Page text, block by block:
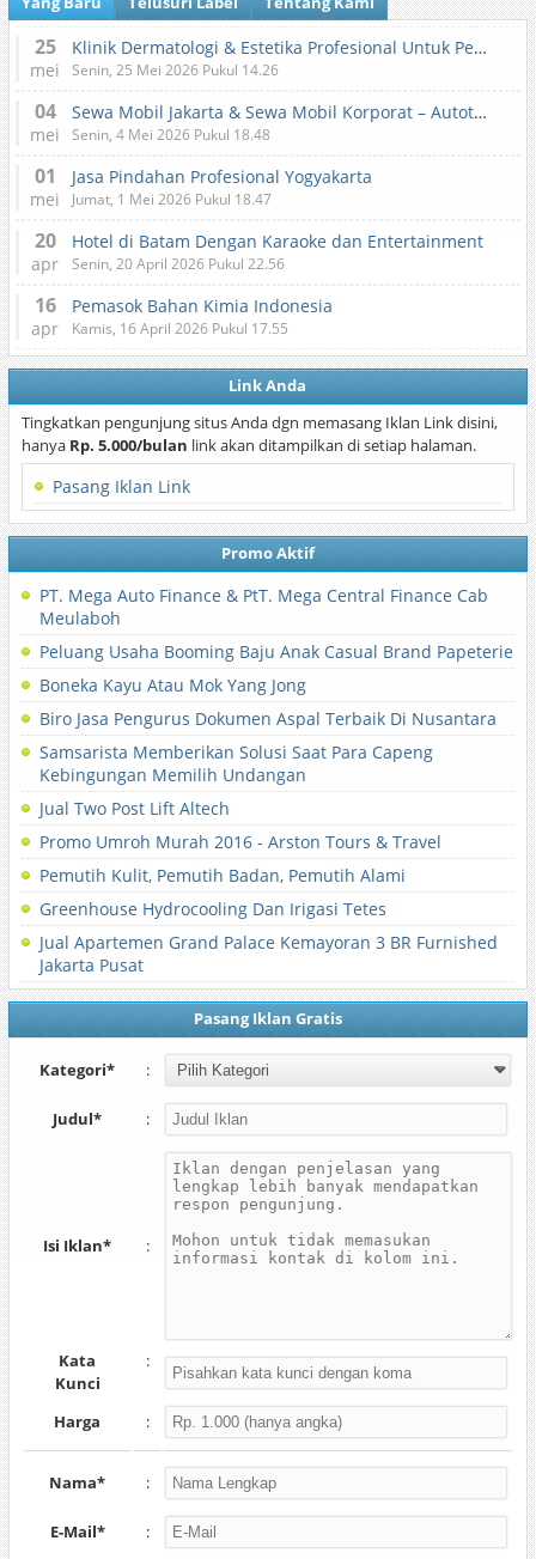
25
mei
Klinik Dermatologi & Estetika Profesional Untuk Perawatan Kulit dan Kecantikan
Senin, 25 Mei 2026 Pukul 14.26
04
mei
Sewa Mobil Jakarta & Sewa Mobil Korporat – Autotranz Indonesia
Senin, 4 Mei 2026 Pukul 18.48
01
mei
Jasa Pindahan Profesional Yogyakarta
Jumat, 1 Mei 2026 Pukul 18.47
20
apr
Hotel di Batam Dengan Karaoke dan Entertainment
Senin, 20 April 2026 Pukul 22.56
16
apr
Pemasok Bahan Kimia Indonesia
Kamis, 16 April 2026 Pukul 17.55
Link Anda
Tingkatkan pengunjung situs Anda dgn memasang Iklan Link disini,
hanya Rp. 5.000/bulan link akan ditampilkan di setiap halaman.
Pasang Iklan Link
Promo Aktif
PT. Mega Auto Finance & PtT. Mega Central Finance Cab
Meulaboh
Peluang Usaha Booming Baju Anak Casual Brand Papeterie
Boneka Kayu Atau Mok Yang Jong
Biro Jasa Pengurus Dokumen Aspal Terbaik Di Nusantara
Samsarista Memberikan Solusi Saat Para Capeng
Kebingungan Memilih Undangan
Jual Two Post Lift Altech
Promo Umroh Murah 2016 - Arston Tours & Travel
Pemutih Kulit, Pemutih Badan, Pemutih Alami
Greenhouse Hydrocooling Dan Irigasi Tetes
Jual Apartemen Grand Palace Kemayoran 3 BR Furnished
Jakarta Pusat
Pasang Iklan Gratis
Kategori* :
Judul* :
Isi Iklan* :
Kata
Kunci
:
Harga :
Nama* :
E-Mail* :